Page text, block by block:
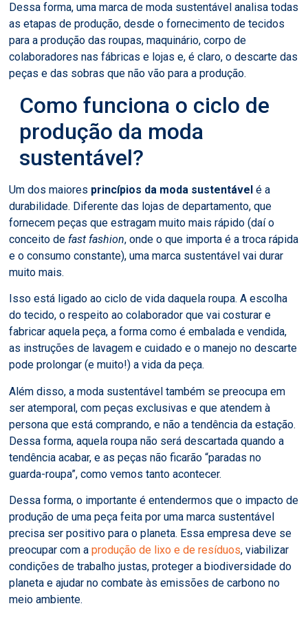
Dessa forma, uma marca de moda sustentável analisa todas
as etapas de produção, desde o fornecimento de tecidos
para a produção das roupas, maquinário, corpo de
colaboradores nas fábricas e lojas e, é claro, o descarte das
peças e das sobras que não vão para a produção.
Como funciona o ciclo de
produção da moda
sustentável?
Um dos maiores princípios da moda sustentável é a
durabilidade. Diferente das lojas de departamento, que
fornecem peças que estragam muito mais rápido (daí o
conceito de fast fashion, onde o que importa é a troca rápida
e o consumo constante), uma marca sustentável vai durar
muito mais.
Isso está ligado ao ciclo de vida daquela roupa. A escolha
do tecido, o respeito ao colaborador que vai costurar e
fabricar aquela peça, a forma como é embalada e vendida,
as instruções de lavagem e cuidado e o manejo no descarte
pode prolongar (e muito!) a vida da peça.
Além disso, a moda sustentável também se preocupa em
ser atemporal, com peças exclusivas e que atendem à
persona que está comprando, e não a tendência da estação.
Dessa forma, aquela roupa não será descartada quando a
tendência acabar, e as peças não ficarão “paradas no
guarda-roupa”, como vemos tanto acontecer.
Dessa forma, o importante é entendermos que o impacto de
produção de uma peça feita por uma marca sustentável
precisa ser positivo para o planeta. Essa empresa deve se
preocupar com aprodução de lixo e de resíduos, viabilizar
condições de trabalho justas, proteger a biodiversidade do
planeta e ajudar no combate às emissões de carbono no
meio ambiente.